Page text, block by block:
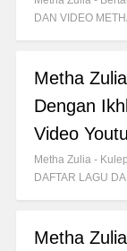
DAN VIDEO
Metha
Dengan
Video
Metha Zulia -
DAFTAR LAGU
Metha